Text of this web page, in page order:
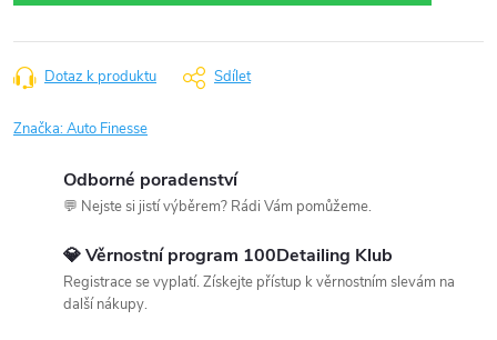
Dotaz k produktu Sdílet
Značka:Auto Finesse
Odborné poradenství
💬 Nejste si jistí výběrem? Rádi Vám pomůžeme.
💎 Věrnostní program 100Detailing Klub
Registrace se vyplatí. Získejte přístup k věrnostním slevám na
další nákupy.